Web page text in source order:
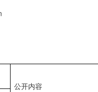
公开内容